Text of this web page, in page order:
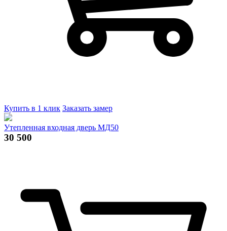
Купить в 1 клик Заказать замер
Утепленная входная дверь МД50
30 500